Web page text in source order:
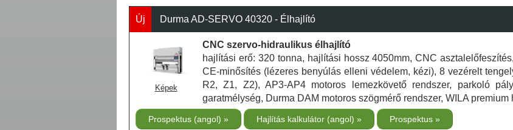
Új Durma AD-SERVO 40320 - Élhajlító
Képek
CNC szervo-hidraulikus élhajlító
hajlítási erő: 320 tonna, hajlítási hossz 4050mm, CNC
CE-minősítés (lézeres benyúlás elleni védelem, kézi), 8 vezérelt
R2, Z1, Z2), AP3-AP4 motoros lemezkövető rendszer, parkoló
garatmélység, Durma DAM motoros szögmérő rendszer, WILA
Prospektus (angol) Hajlítás kalkulátor (angol) Prospektus